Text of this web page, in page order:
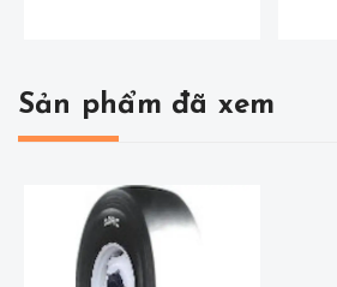
Sản phẩm đã xem